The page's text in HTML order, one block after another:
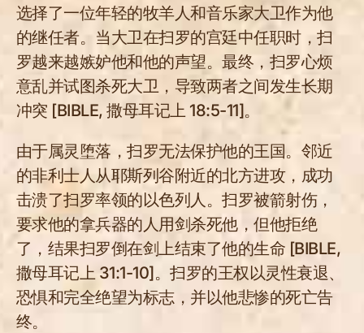
选择了一位年轻的牧羊人和音乐家大卫作为他
的继任者。当大卫在扫罗的宫廷中任职时，扫
罗越来越嫉妒他和他的声望。最终，扫罗心烦
意乱并试图杀死大卫，导致两者之间发生长期
冲突 [BIBLE, 撒母耳记上 18:5-11]。
由于属灵堕落，扫罗无法保护他的王国。邻近
的非利士人从耶斯列谷附近的北方进攻，成功
击溃了扫罗率领的以色列人。扫罗被箭射伤，
要求他的拿兵器的人用剑杀死他，但他拒绝
了，结果扫罗倒在剑上结束了他的生命 [BIBLE,
撒母耳记上 31:1-10]。扫罗的王权以灵性衰退、
恐惧和完全绝望为标志，并以他悲惨的死亡告
终。